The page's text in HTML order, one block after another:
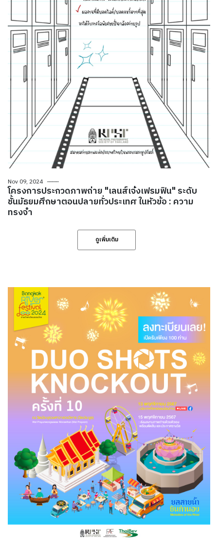
Nov 09, 2024
โครงการประกวดภาพถ่าย "เลนส์เจ๋งเฟรมฟิน" ระดับ
ชั้นมัธยมศึกษาตอนปลายทั่วประเทศ ในหัวข้อ : ความ
ทรงจำ
ดูเพิ่มเติม